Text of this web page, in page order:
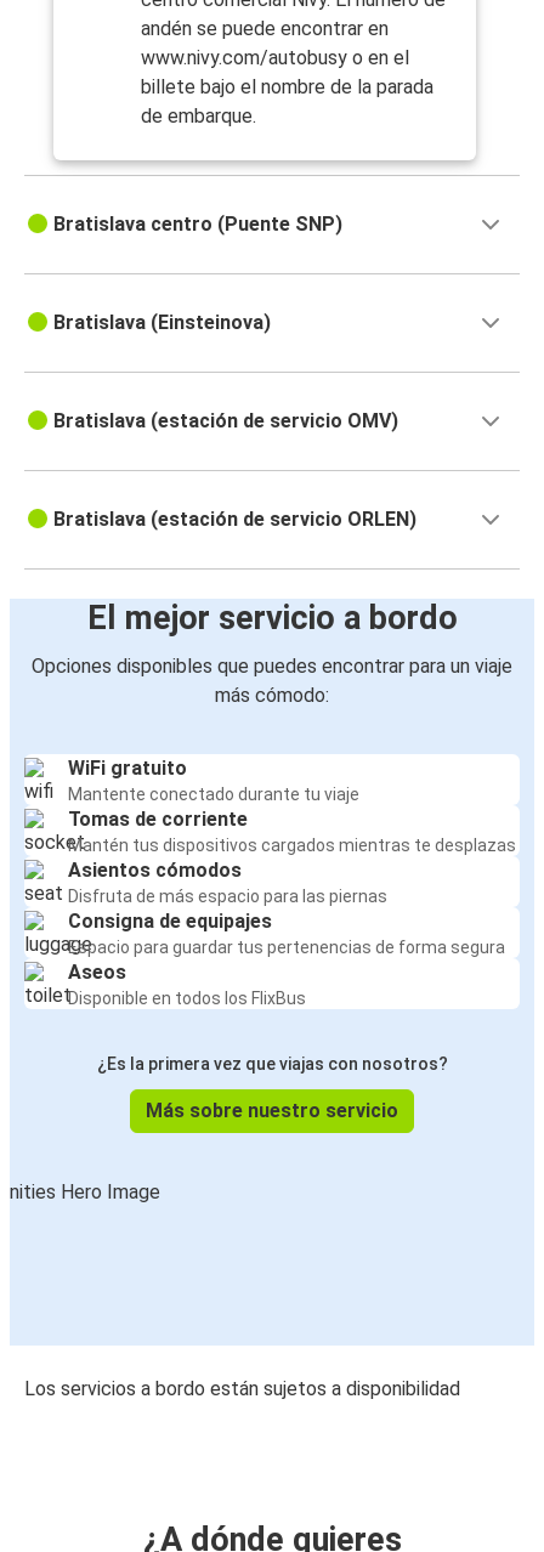
andén se puede encontrar en
www.nivy.com/autobusy o en el
billete bajo el nombre de la parada
de embarque.
Bratislava centro (Puente SNP)
Bratislava (Einsteinova)
Bratislava (estación de servicio OMV)
Bratislava (estación de servicio ORLEN)
El mejor servicio a bordo
Opciones disponibles que puedes encontrar para un viaje
más cómodo:
WiFi gratuito
Mantente conectado durante tu viaje
Tomas de corriente
Mantén tus dispositivos cargados mientras te desplazas
Asientos cómodos
Disfruta de más espacio para las piernas
Consigna de equipajes
Espacio para guardar tus pertenencias de forma segura
Aseos
Disponible en todos los FlixBus
¿Es la primera vez que viajas con nosotros?
Más sobre nuestro servicio
Los servicios a bordo están sujetos a disponibilidad
¿A dónde quieres